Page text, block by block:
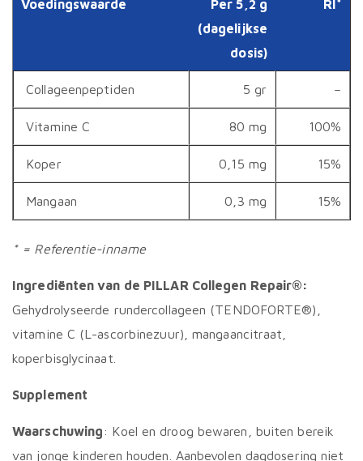
Voedingswaarde
Per 5,2 g
(dagelijkse
dosis)
RI*
Collageenpeptiden 5 gr –
Vitamine C 80 mg 100%
Koper 0,15 mg 15%
Mangaan 0,3 mg 15%
* = Referentie-inname
Ingrediënten van de PILLAR Collegen Repair®:
Gehydrolyseerde rundercollageen (TENDOFORTE®),
vitamine C (L-ascorbinezuur), mangaancitraat,
koperbisglycinaat.
Supplement
Waarschuwing: Koel en droog bewaren, buiten bereik
van jonge kinderen houden. Aanbevolen dagdosering niet